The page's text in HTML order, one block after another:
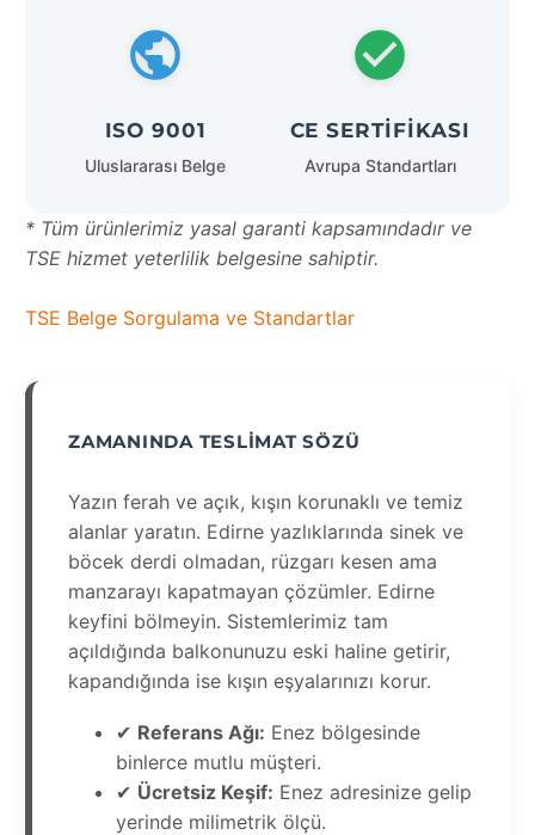
ISO 9001
Uluslararası Belge
CE SERTIFIKASI
Avrupa Standartları
* Tüm ürünlerimiz yasal garanti kapsamındadır ve
TSE hizmet yeterlilik belgesine sahiptir.
TSE Belge Sorgulama ve Standartlar
ZAMANINDA TESLIMAT SÖZÜ
Yazın ferah ve açık, kışın korunaklı ve temiz
alanlar yaratın. Edirne yazlıklarında sinek ve
böcek derdi olmadan, rüzgarı kesen ama
manzarayı kapatmayan çözümler. Edirne
keyfini bölmeyin. Sistemlerimiz tam
açıldığında balkonunuzu eski haline getirir,
kapandığında ise kışın eşyalarınızı korur.
✔ Referans Ağı: Enez bölgesinde
binlerce mutlu müşteri.
✔ Ücretsiz Keşif: Enez adresinize gelip
yerinde milimetrik ölçü.